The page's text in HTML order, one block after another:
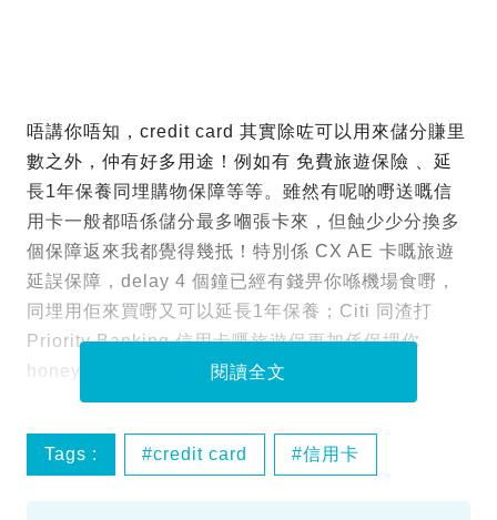
唔講你唔知，credit card 其實除咗可以用來儲分賺里
數之外，仲有好多用途！例如有 免費旅遊保險 、延
長1年保養同埋購物保障等等。雖然有呢啲嘢送嘅信
用卡一般都唔係儲分最多嗰張卡來，但蝕少少分換多
個保障返來我都覺得幾抵！特別係 CX AE 卡嘅旅遊
延誤保障，delay 4 個鐘已經有錢畀你喺機場食嘢，
同埋用佢來買嘢又可以延長1年保養；Citi 同渣打
Priority Banking 信用卡嘅旅遊保更加係保埋你
honey同仔女添！
閱讀全文
Tags : credit card 信用卡